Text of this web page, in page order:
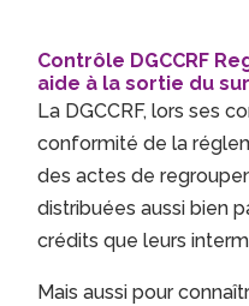
Contrôle DGCCRF
aide à la sortie du
La DGCCRF, lors ses
conformité de la
des actes de
distribuées aussi bien
crédits que leurs
Mais aussi pour